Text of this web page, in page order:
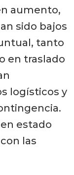
aumento,
sido bajos
tanto
en traslado
logísticos y
estado
las